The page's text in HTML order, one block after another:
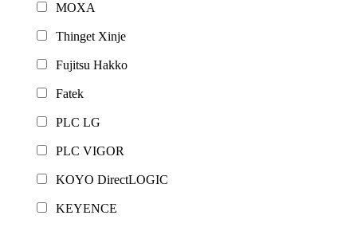
MOXA
Thinget Xinje
Fujitsu Hakko
Fatek
PLC LG
PLC VIGOR
KOYO DirectLOGIC
KEYENCE